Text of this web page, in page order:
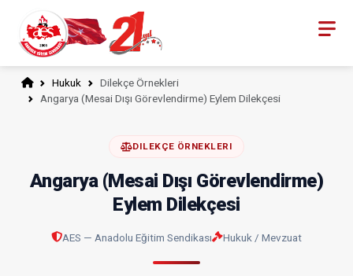
Hukuk
Dilekçe Örnekleri
Angarya (Mesai Dışı Görevlendirme) Eylem Dilekçesi
DILEKÇE ÖRNEKLERI
Angarya (Mesai Dışı Görevlendirme)
Eylem Dilekçesi
AES — Anadolu Eğitim Sendikası Hukuk / Mevzuat